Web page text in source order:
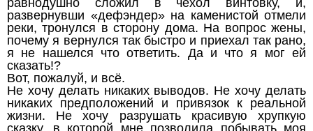
равнодушно сложил в чехол винтовку, и,
развернувши «дефэндер» на каменистой отмели
реки, тронулся в сторону дома. На вопрос жены,
почему я вернулся так быстро и приехал так рано,
я не нашелся что ответить. Да и что я мог ей
сказать!?
Вот, пожалуй, и всё.
Не хочу делать никаких выводов. Не хочу делать
никаких предположений и привязок к реальной
жизни. Не хочу разрушать красивую хрупкую